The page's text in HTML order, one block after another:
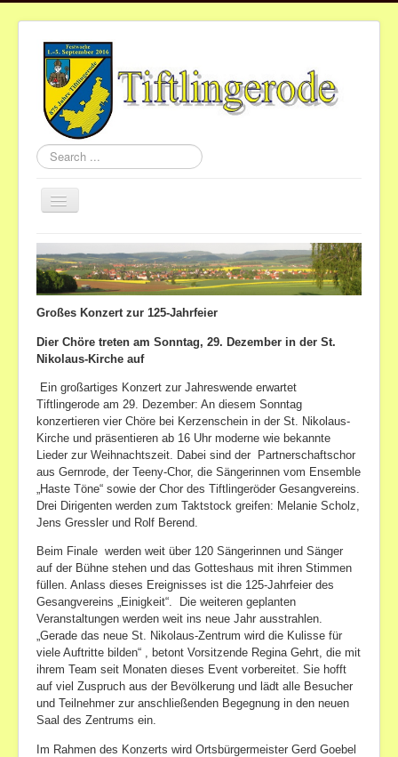
Search
...
Toggle
Navigation
Home
Aktuelles
Gemeinde
Vereine
St.Nikolaus
Termine
Bilder
Veranstaltungen
Großes Konzert zur 125-Jahrfeier
Dier Chöre treten am Sonntag, 29. Dezember in der St.
Nikolaus-Kirche auf
Ein großartiges Konzert zur Jahreswende erwartet
Tiftlingerode am 29. Dezember: An diesem Sonntag
konzertieren vier Chöre bei Kerzenschein in der St. Nikolaus-
Kirche und präsentieren ab 16 Uhr moderne wie bekannte
Lieder zur Weihnachtszeit. Dabei sind der Partnerschaftschor
aus Gernrode, der Teeny-Chor, die Sängerinnen vom Ensemble
„Haste Töne“ sowie der Chor des Tiftlingeröder Gesangvereins.
Drei Dirigenten werden zum Taktstock greifen: Melanie Scholz,
Jens Gressler und Rolf Berend.
Beim Finale werden weit über 120 Sängerinnen und Sänger
auf der Bühne stehen und das Gotteshaus mit ihren Stimmen
füllen. Anlass dieses Ereignisses ist die 125-Jahrfeier des
Gesangvereins „Einigkeit“. Die weiteren geplanten
Veranstaltungen werden weit ins neue Jahr ausstrahlen.
„Gerade das neue St. Nikolaus-Zentrum wird die Kulisse für
viele Auftritte bilden“ , betont Vorsitzende Regina Gehrt, die mit
ihrem Team seit Monaten dieses Event vorbereitet. Sie hofft
auf viel Zuspruch aus der Bevölkerung und lädt alle Besucher
und Teilnehmer zur anschließenden Begegnung in den neuen
Saal des Zentrums ein.
Im Rahmen des Konzerts wird Ortsbürgermeister Gerd Goebel